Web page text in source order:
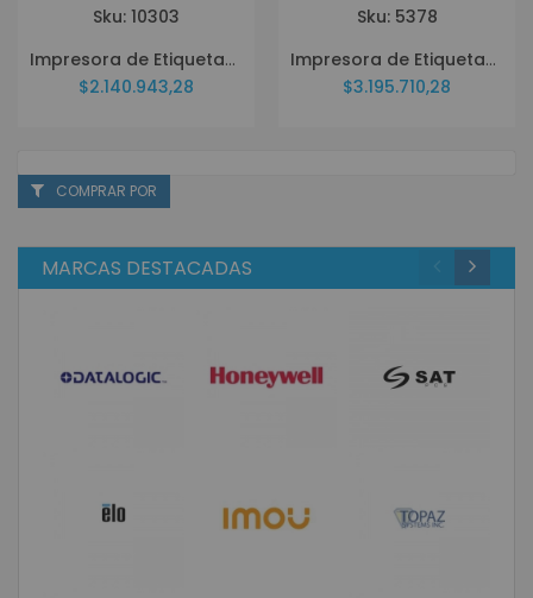
Sku: 10303
Impresora de Etiquetas Zebra ZD421 ZD4A042-301M00EZ
$2.140.943,28
Sku: 5378
Impresora de Etiquetas Zebra ZD620 ZD62042-T01F00EZ
$3.195.710,28
COMPRAR POR
MARCAS DESTACADAS